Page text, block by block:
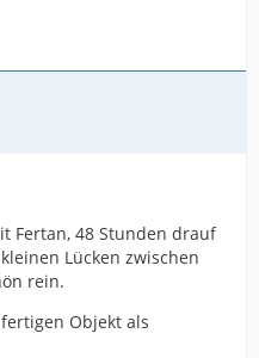
Fertan, 48 Stunden drauf
Lücken zwischen
rein.
Objekt als